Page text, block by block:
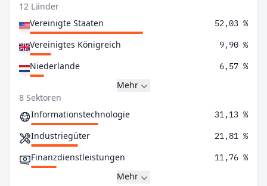
12 Länder
Vereinigte Staaten
52,03 %
Vereinigtes Königreich 9,90 %
Niederlande 6,57 %
Mehr
8 Sektoren
Informationstechnologie
31,13 %
Industriegüter 21,81 %
Finanzdienstleistungen 11,76 %
Mehr